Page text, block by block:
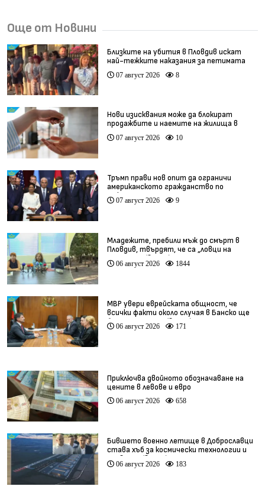
Още от Новини
Близките на убития в Пловдив искат
най-тежките наказания за петимата
непълнолетни
07 август 2026 8
Нови изисквания може да блокират
продажбите и наемите на жилища в
България
07 август 2026 10
Тръмп прави нов опит да ограничи
американското гражданство по
рождение
07 август 2026 9
Младежите, пребили мъж до смърт в
Пловдив, твърдят, че са „ловци на
педофили” (видео)
06 август 2026 1844
МВР увери еврейската общност, че
всички факти около случая в Банско ще
бъдат изяснени (видео)
06 август 2026 171
Приключва двойното обозначаване на
цените в левове и евро
06 август 2026 658
Бившето военно летище в Доброславци
става хъб за космически технологии и
иновации (видео)
06 август 2026 183